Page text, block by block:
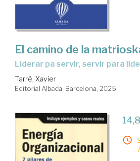
El camino de la
Liderar pa servir, servir para
Tarré, Xavier
Editorial Albada. Barcelona, 2025